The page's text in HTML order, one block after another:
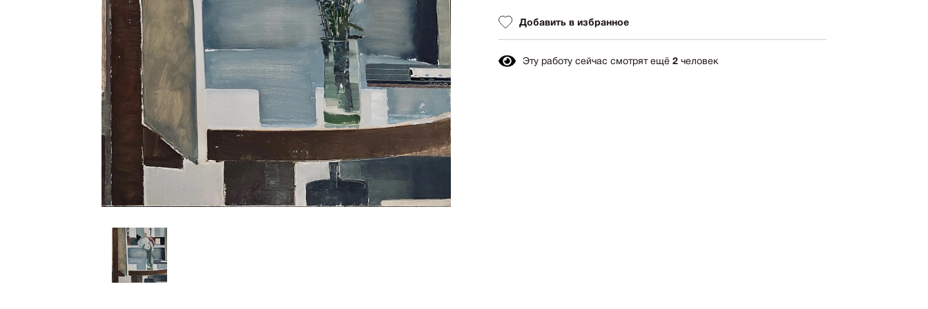
Техника
Животные
Музыка
Танец
Мифология
Птицы
NY2026
Неоэкспрессионизм
Добавить в избранное
Эту работу сейчас смотрят ещё 2 человек